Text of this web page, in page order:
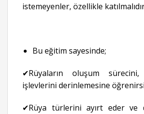
istemeyenler, özellikle
Bu eğitim sayesinde;
✔Rüyaların oluşum
işlevlerini derinlemesine
✔Rüya türlerini ayırt eder ve